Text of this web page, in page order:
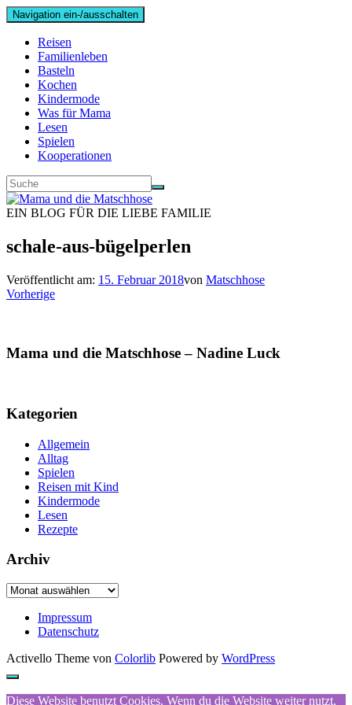
Navigation ein-/ausschalten
Reisen
Familienleben
Basteln
Kochen
Kindermode
Was für Mama
Lesen
Spielen
Kooperationen
EIN BLOG FÜR DIE LIEBE FAMILIE
schale-aus-bügelperlen
Veröffentlicht am: 15. Februar 2018von Matschhose
Vorherige
Mama und die Matschhose – Nadine Luck
Kategorien
Allgemein
Alltag
Spielen
Reisen mit Kind
Kindermode
Lesen
Rezepte
Archiv
Archiv
Impressum
Datenschutz
Activello Theme von Colorlib Powered by WordPress
Diese Website benutzt Cookies. Wenn du die Website weiter nutzt,